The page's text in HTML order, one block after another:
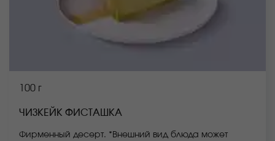
100 г
ЧИЗКЕЙК ФИСТАШКА
Фирменный десерт. *Внешний вид блюда может